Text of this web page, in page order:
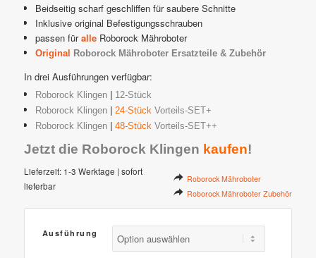
Beidseitig scharf geschliffen für saubere Schnitte
Inklusive original Befestigungsschrauben
passen füralle Roborock Mähroboter
Original Roborock Mähroboter Ersatzteile & Zubehör
In drei Ausführungen verfügbar:
Roborock Klingen
12-Stück
Roborock Klingen
24-Stück Vorteils-SET+
Roborock Klingen |48-Stück Vorteils-SET++
Jetzt die Roborock Klingen kaufen!
Roborock Mähroboter
Roborock Mähroboter Zubehör
Lieferzeit: 1-3 Werktage | sofort
lieferbar
Ausführung